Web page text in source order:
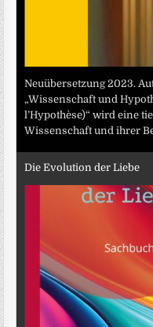
Neuübersetzung 2023.
„Wissenschaft und
l’Hypothèse)“ wird eine
Wissenschaft und ihrer
Die Evolution der Liebe